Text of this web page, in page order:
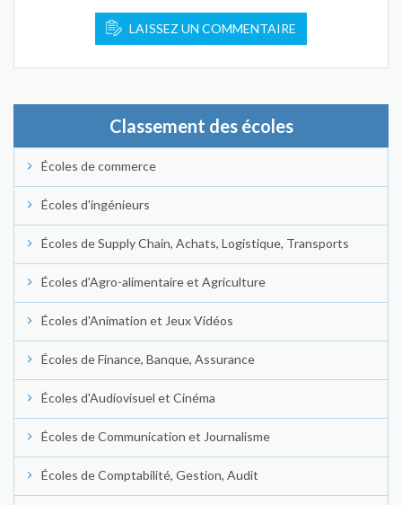
LAISSEZ UN COMMENTAIRE
Classement des écoles
Écoles de commerce
Écoles d'ingénieurs
Écoles de Supply Chain, Achats, Logistique, Transports
Écoles d'Agro-alimentaire et Agriculture
Écoles d'Animation et Jeux Vidéos
Écoles de Finance, Banque, Assurance
Écoles d'Audiovisuel et Cinéma
Écoles de Communication et Journalisme
Écoles de Comptabilité, Gestion, Audit